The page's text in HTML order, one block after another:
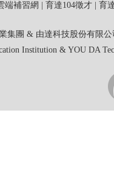
端補習網 育達104徵才 育
集團 & 由達科技股份有限公
Institution & YOU DA